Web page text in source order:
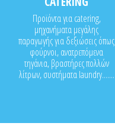
Προϊόντα για catering,
μηχανήματα μεγάλης
παραγωγής για δεξιώσεις όπως
φούρνοι, ανατρεπόμενα
τηγάνια, βραστήρες πολλών
λίτρων, συστήματα laundry.......